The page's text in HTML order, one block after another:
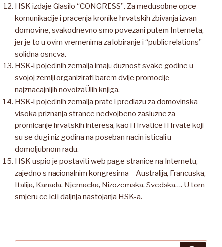
HSK izdaje Glasilo “CONGRESS”. Za medusobne opce
komunikacije i pracenja kronike hrvatskih zbivanja izvan
domovine, svakodnevno smo povezani putem Interneta,
jer je to u ovim vremenima za lobiranje i “public relations”
solidna osnova.
HSK-i pojedinih zemalja imaju duznost svake godine u
svojoj zemlji organizirati barem dvije promocije
najznacajnijih novoizaÜlih knjiga.
HSK-i pojedinih zemalja prate i predlazu za domovinska
visoka priznanja strance nedvojbeno zasluzne za
promicanje hrvatskih interesa, kao i Hrvatice i Hrvate koji
su se dugi niz godina na poseban nacin isticali u
domoljubnom radu.
HSK uspio je postaviti web page stranice na Internetu,
zajedno s nacionalnim kongresima – Australija, Francuska,
Italija, Kanada, Njemacka, Nizozemska, Svedska…. U tom
smjeru ce ici i daljnja nastojanja HSK-a.